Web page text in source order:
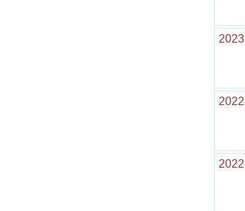
2023
2022
2022